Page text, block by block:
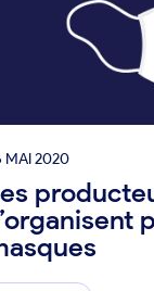
MAI 2020